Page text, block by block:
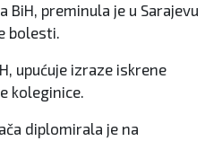
BiH, preminula je u Sarajevu
bolesti.
upućuje izraze iskrene
koleginice.
diplomirala je na